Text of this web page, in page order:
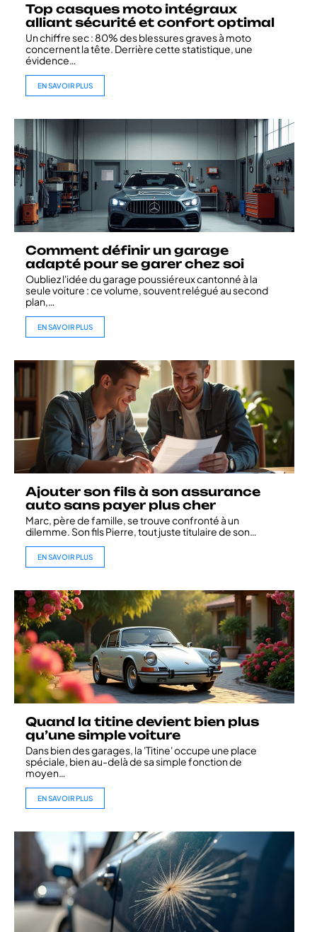
Top casques moto intégraux
alliant sécurité et confort optimal
Un chiffre sec : 80% des blessures graves à moto
concernent la tête. Derrière cette statistique, une
évidence
EN SAVOIR PLUS
Comment définir un garage
adapté pour se garer chez soi
Oubliez l'idée du garage poussiéreux cantonné à la
seule voiture : ce volume, souvent relégué au second
plan,
EN SAVOIR PLUS
Ajouter son fils à son assurance
auto sans payer plus cher
Marc, père de famille, se trouve confronté à un
dilemme. Son fils Pierre, tout juste titulaire de son
EN SAVOIR PLUS
Quand la titine devient bien plus
qu’une simple voiture
Dans bien des garages, la 'Titine' occupe une place
spéciale, bien au-delà de sa simple fonction de
moyen
EN SAVOIR PLUS